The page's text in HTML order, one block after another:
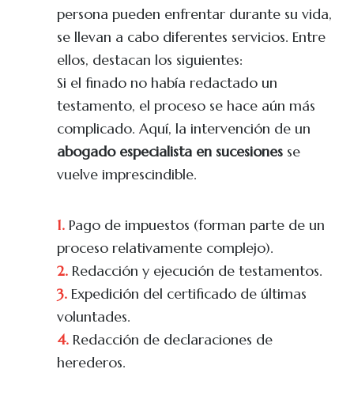
persona pueden enfrentar durante su vida,
se llevan a cabo diferentes servicios. Entre
ellos, destacan los siguientes:
Si el finado no había redactado un
testamento, el proceso se hace aún más
complicado. Aquí, la intervención de un
abogado especialista en sucesiones se
vuelve imprescindible.
1.Pago de impuestos (forman parte de un
proceso relativamente complejo).
2.Redacción y ejecución de testamentos.
3.Expedición del certificado de últimas
voluntades.
4.Redacción de declaraciones de
herederos.